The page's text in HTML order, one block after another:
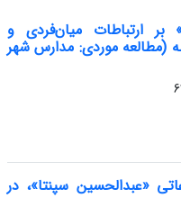
ارتباطات میان‌فردی و
(مطالعه موردی: مدارس شهر
«عبدالحسین سپنتا»، در